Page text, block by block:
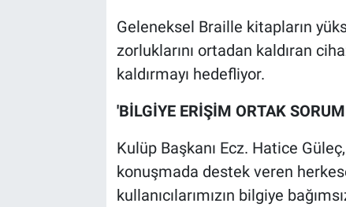
Geleneksel Braille kitapların
zorluklarını ortadan kaldıran
kaldırmayı hedefliyor.
'BİLGİYE ERİŞİM ORTAK
Kulüp Başkanı Ecz. Hatice
konuşmada destek veren
kullanıcılarımızın bilgiye